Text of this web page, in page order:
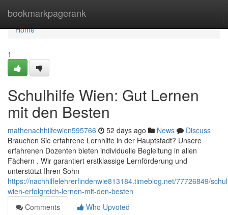
bookmarkpagerank
Home
Home
1
Schulhilfe Wien: Gut Lernen
mit den Besten
mathenachhilfewien595766 52 days ago News
Discuss
Brauchen Sie erfahrene Lernhilfe in der Hauptstadt? Unsere
erfahrenen Dozenten bieten individuelle Begleitung in allen
Fächern . Wir garantiert erstklassige Lernförderung und
unterstützt Ihren Sohn
https://nachhilfelehrerfindenwie813184.timeblog.net/77726849/
wien-erfolgreich-lernen-mit-den-besten
Comments
Who Upvoted